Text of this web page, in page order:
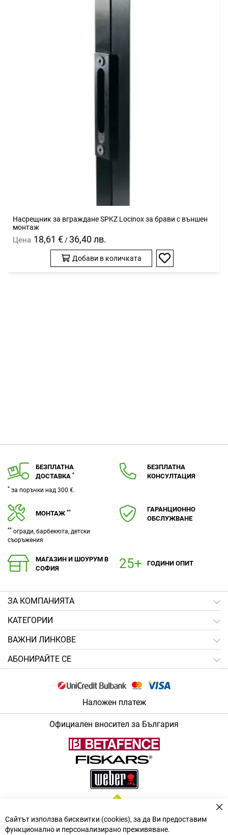
Насрещник за вграждане SPKZ Locinox за брави с външен
монтаж
Цена 18,61 €/ 36,40 лв.
Добави в количката
Добави
БЕЗПЛАТНА
ДОСТАВКА *
* за поръчки над 300 €.
БЕЗПЛАТНА
КОНСУЛТАЦИЯ
МОНТАЖ **
** огради, барбекюта, детски
съоръжения
ГАРАНЦИОННО
ОБСЛУЖВАНЕ
МАГАЗИН И ШОУРУМ В
СОФИЯ
ГОДИНИ ОПИТ
ЗA КОМПАНИЯТА
КАТЕГОРИИ
ВАЖНИ ЛИНКОВЕ
АБОНИРАЙТЕ СЕ
Наложен платеж
Официален вносител за България
Сайтът използва бисквитки (cookies), за да Ви предоставим
функционално и персонализирано преживяване.